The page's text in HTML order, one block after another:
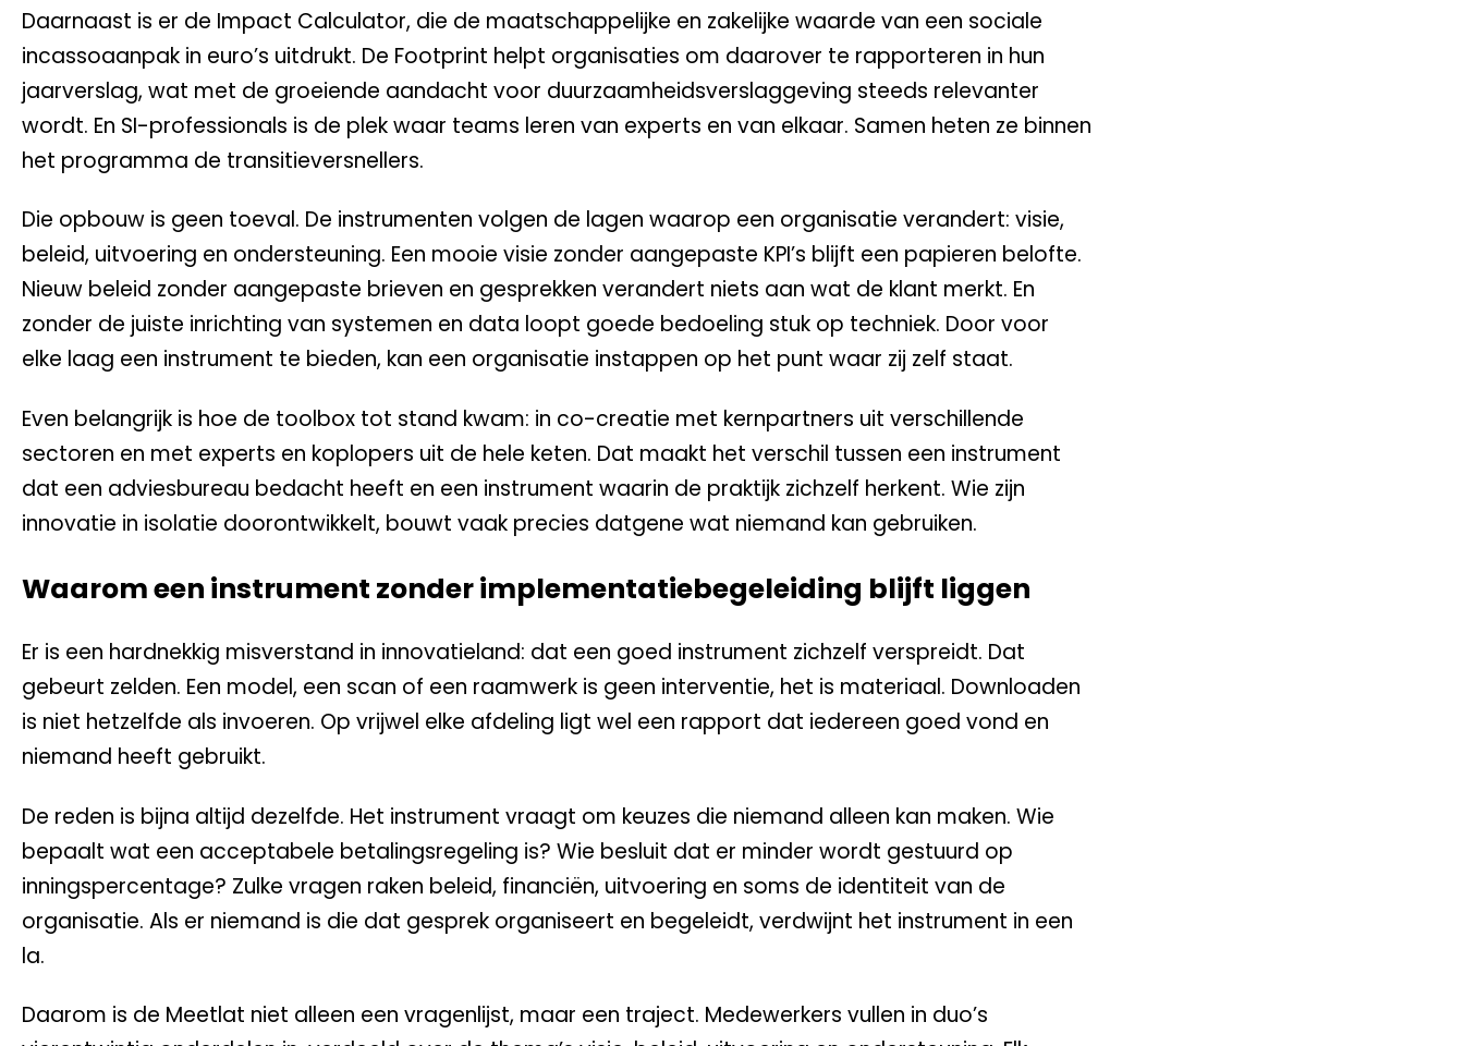
Daarnaast is er de Impact Calculator, die de maatschappelijke en zakelijke waarde van een sociale
incassoaanpak in euro’s uitdrukt. De Footprint helpt organisaties om daarover te rapporteren in hun
jaarverslag, wat met de groeiende aandacht voor duurzaamheidsverslaggeving steeds relevanter
wordt. En SI-professionals is de plek waar teams leren van experts en van elkaar. Samen heten ze binnen
het programma de transitieversnellers.
Die opbouw is geen toeval. De instrumenten volgen de lagen waarop een organisatie verandert: visie,
beleid, uitvoering en ondersteuning. Een mooie visie zonder aangepaste KPI’s blijft een papieren belofte.
Nieuw beleid zonder aangepaste brieven en gesprekken verandert niets aan wat de klant merkt. En
zonder de juiste inrichting van systemen en data loopt goede bedoeling stuk op techniek. Door voor
elke laag een instrument te bieden, kan een organisatie instappen op het punt waar zij zelf staat.
Even belangrijk is hoe de toolbox tot stand kwam: in co-creatie met kernpartners uit verschillende
sectoren en met experts en koplopers uit de hele keten. Dat maakt het verschil tussen een instrument
dat een adviesbureau bedacht heeft en een instrument waarin de praktijk zichzelf herkent. Wie zijn
innovatie in isolatie doorontwikkelt, bouwt vaak precies datgene wat niemand kan gebruiken.
Waarom een instrument zonder implementatiebegeleiding blijft liggen
Er is een hardnekkig misverstand in innovatieland: dat een goed instrument zichzelf verspreidt. Dat
gebeurt zelden. Een model, een scan of een raamwerk is geen interventie, het is materiaal. Downloaden
is niet hetzelfde als invoeren. Op vrijwel elke afdeling ligt wel een rapport dat iedereen goed vond en
niemand heeft gebruikt.
De reden is bijna altijd dezelfde. Het instrument vraagt om keuzes die niemand alleen kan maken. Wie
bepaalt wat een acceptabele betalingsregeling is? Wie besluit dat er minder wordt gestuurd op
inningspercentage? Zulke vragen raken beleid, financiën, uitvoering en soms de identiteit van de
organisatie. Als er niemand is die dat gesprek organiseert en begeleidt, verdwijnt het instrument in een
la.
Daarom is de Meetlat niet alleen een vragenlijst, maar een traject. Medewerkers vullen in duo’s